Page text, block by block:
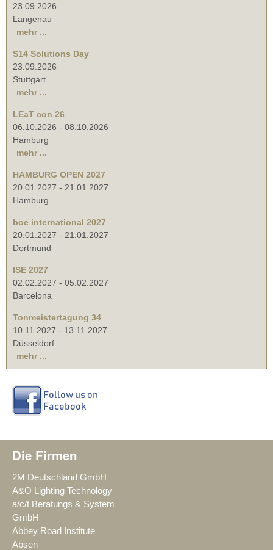
23.09.2026
Langenau
mehr ...
S14 Solutions Day
23.09.2026
Stuttgart
mehr ...
LEaT con 26
06.10.2026 - 08.10.2026
Hamburg
mehr ...
HAMBURG OPEN 2027
20.01.2027 - 21.01.2027
Hamburg
boe international 2027
20.01.2027 - 21.01.2027
Dortmund
ISE 2027
02.02.2027 - 05.02.2027
Barcelona
Tonmeistertagung 34
10.11.2027 - 13.11.2027
Düsseldorf
mehr ...
Die Firmen
2M Deutschland GmbH
A&O Lighting Technology
a/c/t Beratungs & System
GmbH
Abbey Road Institute
Absen